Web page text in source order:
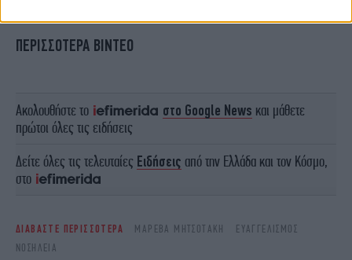
ΠΕΡΙΣΣΟΤΕΡΑ ΒΙΝΤΕΟ
Ακολουθήστε το στο Google News και μάθετε
πρώτοι όλες τις ειδήσεις
Δείτε όλες τις τελευταίες Ειδήσεις από την Ελλάδα και τον Κόσμο,
στο
ΔΙΑΒΑΣΤΕ ΠΕΡΙΣΣΟΤΕΡΑ ΜΑΡΕΒΑ ΜΗΤΣΟΤΑΚΗ
ΕΥΑΓΓΕΛΙΣΜΌΣ
ΝΟΣΗΛΕΊΑ